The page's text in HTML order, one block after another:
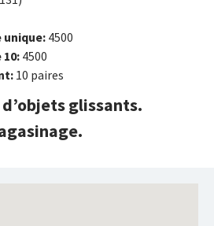
4500
4500
10 paires
glissants.